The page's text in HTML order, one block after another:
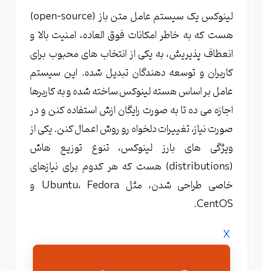
لینوکس یک سیستم عامل متن باز (open-source)
هست که به خاطر امکانات فوق العاده، امنیت بالا و
انعطاف پذیریش، به یکی از انتخاب های محبوب برای
کاربران و توسعه دهندگان تبدیل شده. این سیستم
عامل بر اساس هسته لینوکس ساخته شده و به کاربرها
اجازه می ده تا به صورت رایگان ازش استفاده کنن و در
صورت نیاز، تغییرات دلخواه رو روش اعمال کنن. یکی از
ویژگی های بارز لینوکس، تنوع توزیع هاش
(distributions) هست که هر کدوم برای نیازهای
خاصی طراحی شدن، مثل Ubuntu، Fedora و
CentOS.
X